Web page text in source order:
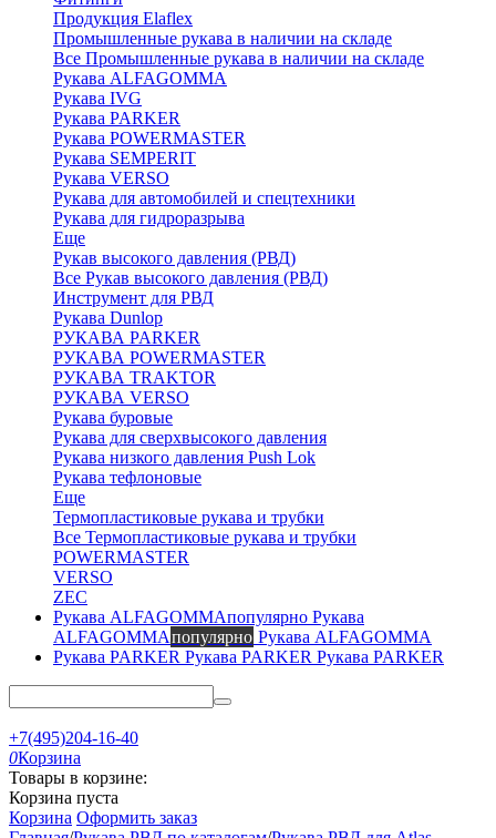
Продукция Elaflex
Промышленные рукава в наличии на складе
Все Промышленные рукава в наличии на складе
Рукава ALFAGOMMA
Рукава IVG
Рукава PARKER
Рукава POWERMASTER
Рукава SEMPERIT
Рукава VERSO
Рукава для автомобилей и спецтехники
Рукава для гидроразрыва
Еще
Рукав высокого давления (РВД)
Все Рукав высокого давления (РВД)
Инструмент для РВД
Рукава Dunlop
РУКАВА PARKER
РУКАВА POWERMASTER
РУКАВА TRAKTOR
РУКАВА VERSO
Рукава буровые
Рукава для сверхвысокого давления
Рукава низкого давления Push Lok
Рукава тефлоновые
Еще
Термопластиковые рукава и трубки
Все Термопластиковые рукава и трубки
POWERMASTER
VERSO
ZEC
Рукава
ALFAGOMMAпопулярно Рукава ALFAGOMMA
Рукава PARKER Рукава PARKER
+7(495)204-16-40
0Корзина
Товары в корзине:
Корзина пуста
Корзина Оформить заказ